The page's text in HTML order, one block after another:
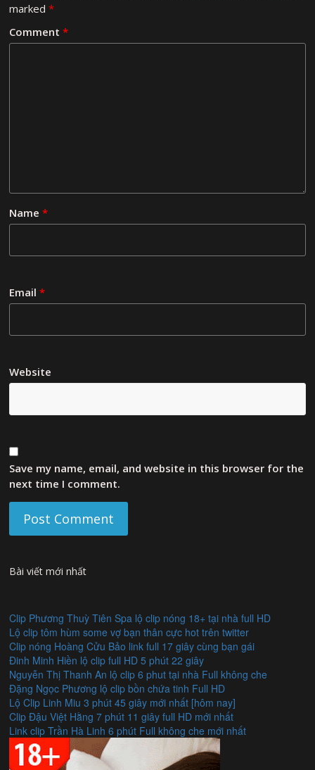
marked*
Comment*
Name*
Email*
Website
Save my name, email, and website in this browser for the
next time I comment.
Bài viết mới nhất
Clip Phương Thuỳ Tiên Spa lộ clip nóng 18+ tại nhà full HD
Lộ clip tôm hùm some vợ bạn thân cực hot trên twitter
Clip nóng Hoàng Cửu Bảo link full 17 giây cùng bạn gái
Đinh Minh Hiền lộ clip full HD 5 phút 22 giây
Nguyễn Thị Thanh An lộ clip 6 phut tại nhà Full không che
Đặng Ngọc Phương lộ clip bồn chứa tinh Full HD
Lộ Clip Linh Miu 3 phút 45 giây mới nhất [hôm nay]
Clip Đậu Việt Hằng 7 phút 11 giây full HD mới nhất
Link clip Trần Hà Linh 6 phút Full không che mới nhất